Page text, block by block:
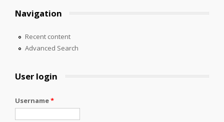
Navigation
Recent content
Advanced Search
User login
Username*